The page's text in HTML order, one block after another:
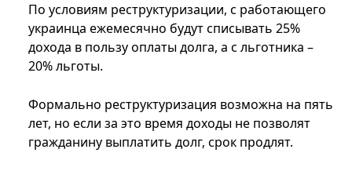
По условиям реструктуризации, с работающего
украинца ежемесячно будут списывать 25%
дохода в пользу оплаты долга, а с льготника –
20% льготы.
Формально реструктуризация возможна на пять
лет, но если за это время доходы не позволят
гражданину выплатить долг, срок продлят.